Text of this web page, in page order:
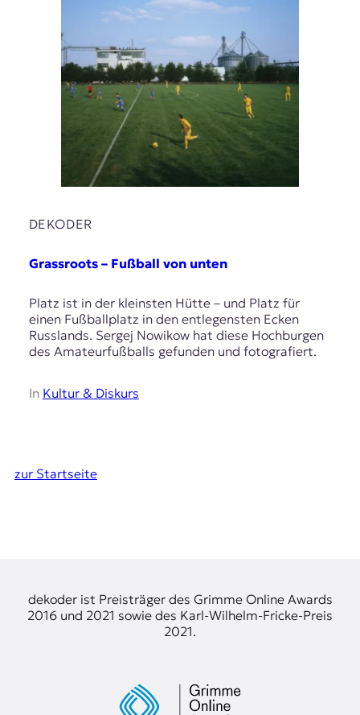
DEKODER
Grassroots – Fußball von unten
Platz ist in der kleinsten Hütte – und Platz für
einen Fußballplatz in den entlegensten Ecken
Russlands. Sergej Nowikow hat diese Hochburgen
des Amateurfußballs gefunden und fotografiert.
In Kultur & Diskurs
zur Startseite
dekoder ist Preisträger des Grimme Online Awards
2016 und 2021 sowie des Karl-Wilhelm-Fricke-Preis
2021.